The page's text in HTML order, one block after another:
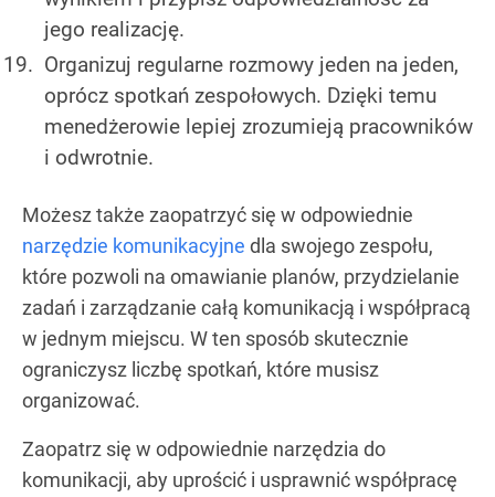
jego realizację.
Organizuj regularne rozmowy jeden na jeden,
oprócz spotkań zespołowych. Dzięki temu
menedżerowie lepiej zrozumieją pracowników
i odwrotnie.
Możesz także zaopatrzyć się w odpowiednie
narzędzie komunikacyjne dla swojego zespołu,
które pozwoli na omawianie planów, przydzielanie
zadań i zarządzanie całą komunikacją i współpracą
w jednym miejscu. W ten sposób skutecznie
ograniczysz liczbę spotkań, które musisz
organizować.
Zaopatrz się w odpowiednie narzędzia do
komunikacji, aby uprościć i usprawnić współpracę